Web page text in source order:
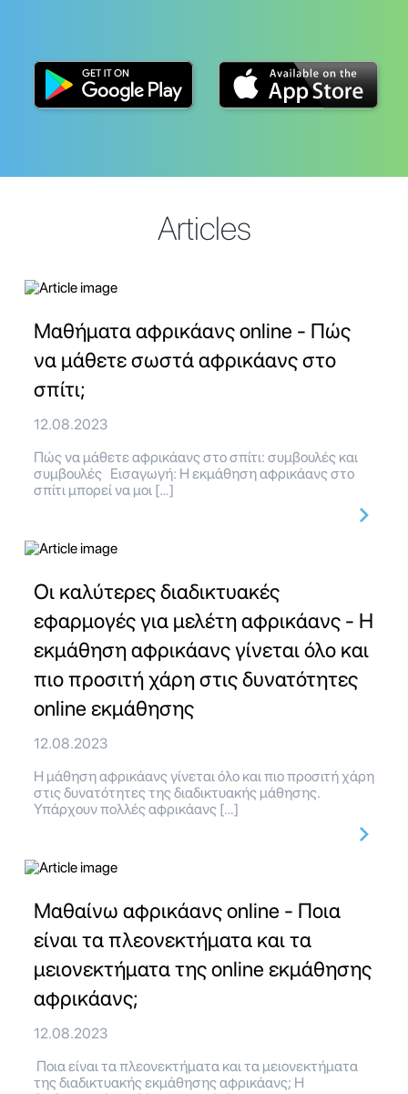
Articles
Μαθήματα αφρικάανς online - Πώς
να μάθετε σωστά αφρικάανς στο
σπίτι;
12.08.2023
Πώς να μάθετε αφρικάανς στο σπίτι: συμβουλές και
συμβουλές Εισαγωγή: Η εκμάθηση αφρικάανς στο
σπίτι μπορεί να μοι […]
Οι καλύτερες διαδικτυακές
εφαρμογές για μελέτη αφρικάανς - Η
εκμάθηση αφρικάανς γίνεται όλο και
πιο προσιτή χάρη στις δυνατότητες
online εκμάθησης
12.08.2023
Η μάθηση αφρικάανς γίνεται όλο και πιο προσιτή χάρη
στις δυνατότητες της διαδικτυακής μάθησης.
Υπάρχουν πολλές αφρικάανς […]
Μαθαίνω αφρικάανς online - Ποια
είναι τα πλεονεκτήματα και τα
μειονεκτήματα της online εκμάθησης
αφρικάανς;
12.08.2023
Ποια είναι τα πλεονεκτήματα και τα μειονεκτήματα
της διαδικτυακής εκμάθησης αφρικάανς; Η